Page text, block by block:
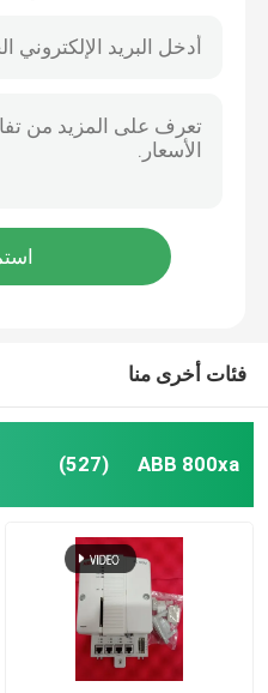
فئات أخرى منا
ABB 800xa
(527)